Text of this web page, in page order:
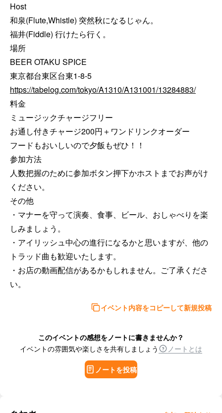
Host
和泉(Flute,Whistle) 突然秋になるじゃん。
福井(Fiddle) 行けたら行く。
場所
BEER OTAKU SPICE
https://tabelog.com/tokyo/A1310/A131001/13284883/
料金
ミュージックチャージフリー
お通し付きチャージ200円＋ワンドリンクオーダー
フードもおいしいので夕飯もぜひ！！
参加方法
人数把握のために参加ボタン押下かホストまでお声がけ
ください。
その他
・マナーを守って演奏、食事、ビール、おしゃべりを楽
しみましょう。
・アイリッシュ中心の進行になるかと思いますが、他の
トラッド曲も歓迎いたします。
・お店の動画配信があるかもしれません。ご了承くださ
い。
イベント内容をコピーして新規投稿
このイベントの感想をノートに書きませんか？
イベントの雰囲気や楽しさを共有しましょう
ノートとは
ノートを投稿